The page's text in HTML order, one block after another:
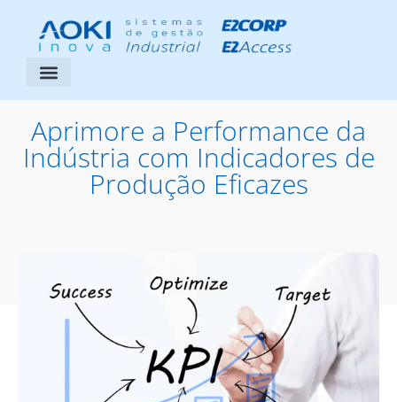
Aprimore a Performance da
Indústria com Indicadores de
Produção Eficazes